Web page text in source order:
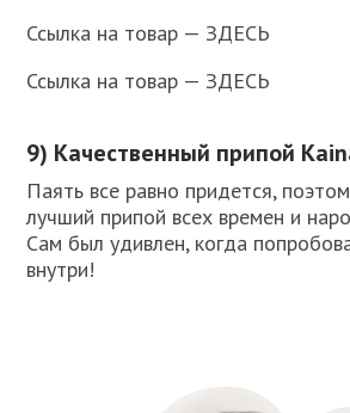
Ссылка на товар — ЗДЕСЬ
Ссылка на товар — ЗДЕСЬ
9) Качественный припой
Паять все равно придется,
лучший припой всех времен и
Сам был удивлен, когда
внутри!